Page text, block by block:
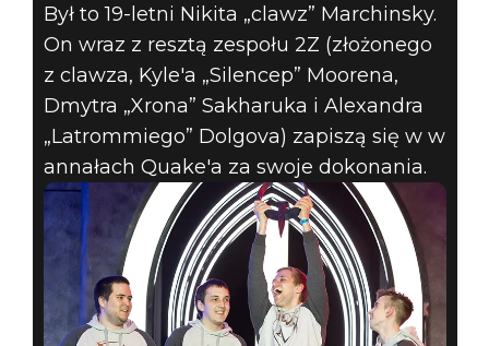
Był to 19-letni Nikita „clawz” Marchinsky.
On wraz z resztą zespołu 2Z (złożonego
z clawza, Kyle'a „Silencep” Moorena,
Dmytra „Xrona” Sakharuka i Alexandra
„Latrommiego” Dolgova) zapiszą się w w
annałach Quake'a za swoje dokonania.